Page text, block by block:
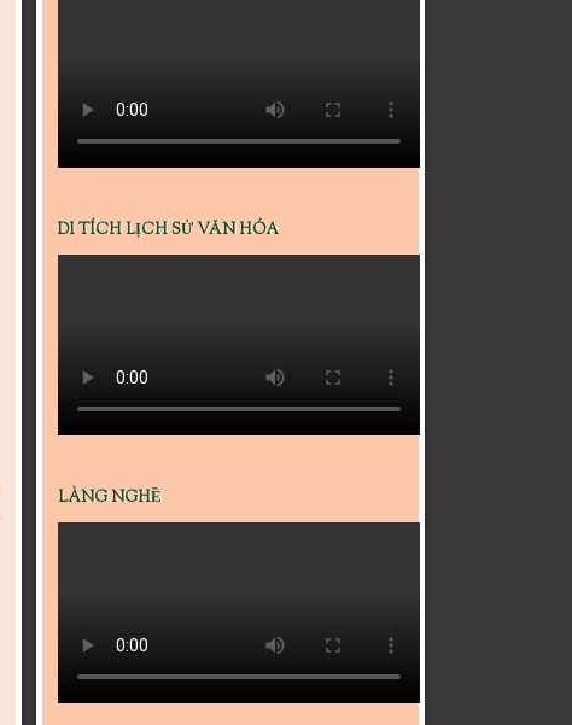
DI TÍCH LỊCH SỬ VĂN HÓA
LÀNG NGHỀ